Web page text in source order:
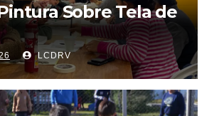
Sobre Tela de
LCDRV